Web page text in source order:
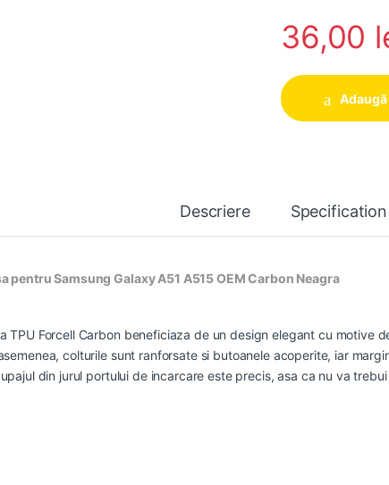
36,00
Descriere Specification
pentru Samsung Galaxy A51 A515 OEM Carbon Neagra
TPU Forcell Carbon beneficiaza de un design elegant cu motive
colturile sunt ranforsate si butoanele acoperite, iar
din jurul portului de incarcare este precis, asa ca nu va